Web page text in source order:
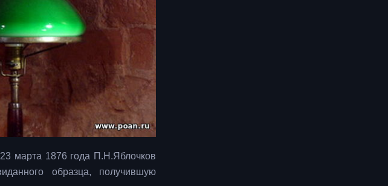
марта 1876 года П.Н.Яблочков
образца, получившую